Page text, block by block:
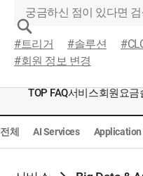
#트리거 #솔루션
#회원 정보 변경
TOP FAQ서비스회원요금
전체 AI Services Application